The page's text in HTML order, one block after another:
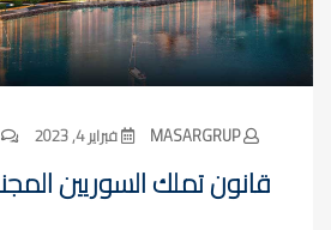
MASARGRUP فبراير 4, 2023 لا
قانون تملك السوريين